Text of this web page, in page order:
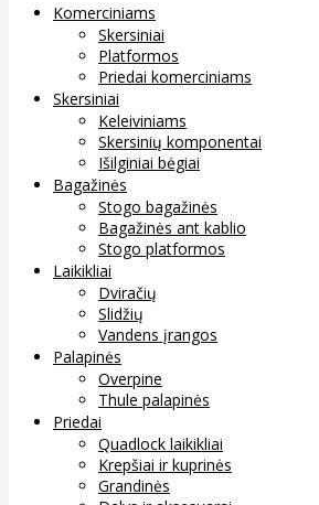
Komerciniams
Skersiniai
Platformos
Priedai komerciniams
Skersiniai
Keleiviniams
Skersinių komponentai
Išilginiai bėgiai
Bagažinės
Stogo bagažinės
Bagažinės ant kablio
Stogo platformos
Laikikliai
Dviračių
Slidžių
Vandens įrangos
Palapinės
Overpine
Thule palapinės
Priedai
Quadlock laikikliai
Krepšiai ir kuprinės
Grandinės